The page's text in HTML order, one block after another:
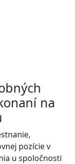
na
pozície v
u spoločnosti